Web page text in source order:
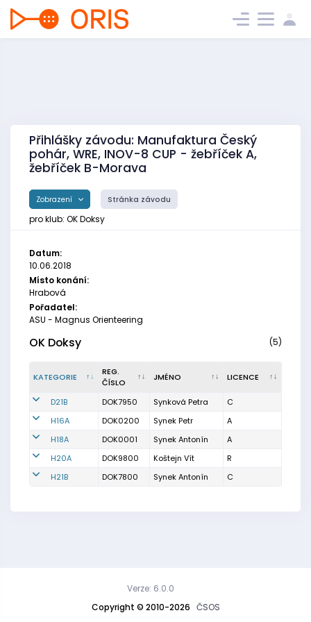
Přihlášky závodu: Manufaktura Český
pohár, WRE, INOV-8 CUP - žebříček A,
žebříček B-Morava
Zobrazení Stránka závodu
pro klub: OK Doksy
Datum:
10.06.2018
Místo konání:
Hrabová
Pořadatel:
ASU - Magnus Orienteering
OK Doksy (5)
KATEGORIE
REG.
ČÍSLO
JMÉNO LICENCE
D21B DOK7950 Synková Petra
C
H16A
DOK0200 Synek Petr
A
H18A
DOK0001 Synek Antonín
A
H20A
DOK9800 Koštejn Vít
R
H21B
DOK7800 Synek Antonín C
Copyright © 2010-2026 ČSOS
Verze: 6.0.0